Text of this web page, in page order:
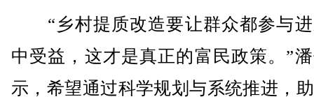
“乡村提质改造要让群众都参与进
中受益，这才是真正的富民政策。”
示，希望通过科学规划与系统推进，